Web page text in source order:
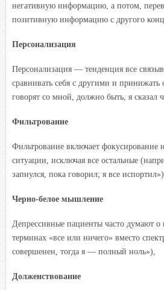
негативную информацию, а потом,
позитивную информацию с другого
Персонализация
Персонализация — тенденция все
сравнивать себя с другими и
говорят со мной, должно быть, я сказал
Фильтрование
Фильтрование включает фокусирование
ситуации, исключая все остальные
запнулся, пока говорил; я все испортил»).
Черно-белое мышление
Депрессивные пациенты часто думают о
терминах «все или ничего» вместо
совершенен, тогда я — полный ноль»),
Долженствование